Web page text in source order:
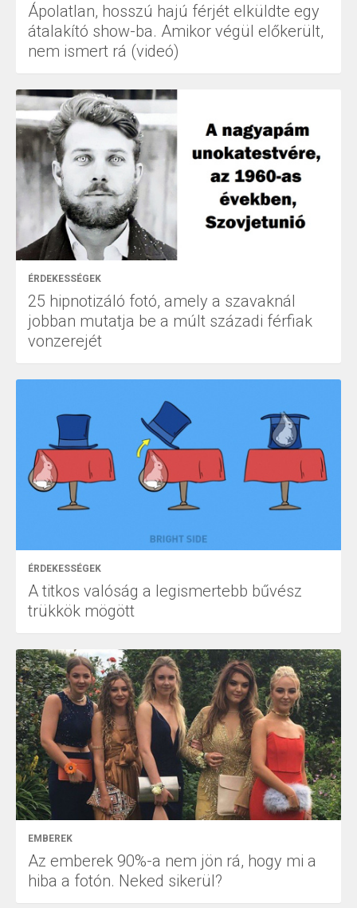
Ápolatlan, hosszú hajú férjét elküldte egy
átalakító show-ba. Amikor végül előkerült,
nem ismert rá (videó)
ÉRDEKESSÉGEK
25 hipnotizáló fotó, amely a szavaknál
jobban mutatja be a múlt századi férfiak
vonzerejét
ÉRDEKESSÉGEK
A titkos valóság a legismertebb bűvész
trükkök mögött
EMBEREK
Az emberek 90%-a nem jön rá, hogy mi a
hiba a fotón. Neked sikerül?